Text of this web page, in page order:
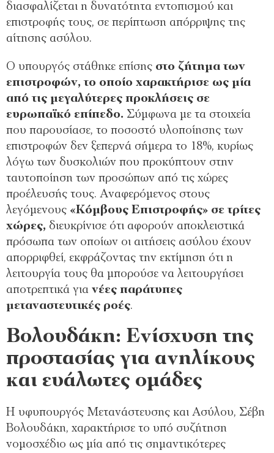
διασφαλίζεται η δυνατότητα εντοπισμού και
επιστροφής τους, σε περίπτωση απόρριψης της
αίτησης ασύλου.
Ο υπουργός στάθηκε επίσης στο ζήτημα των
επιστροφών, το οποίο χαρακτήρισε ως μία
από τις μεγαλύτερες προκλήσεις σε
ευρωπαϊκό επίπεδο. Σύμφωνα με τα στοιχεία
που παρουσίασε, το ποσοστό υλοποίησης των
επιστροφών δεν ξεπερνά σήμερα το 18%, κυρίως
λόγω των δυσκολιών που προκύπτουν στην
ταυτοποίηση των προσώπων από τις χώρες
προέλευσής τους. Αναφερόμενος στους
λεγόμενους «Κόμβους Επιστροφής» σε τρίτες
χώρες, διευκρίνισε ότι αφορούν αποκλειστικά
πρόσωπα των οποίων οι αιτήσεις ασύλου έχουν
απορριφθεί, εκφράζοντας την εκτίμηση ότι η
λειτουργία τους θα μπορούσε να λειτουργήσει
αποτρεπτικά για νέες παράτυπες
μεταναστευτικές ροές.
Βολουδάκη: Ενίσχυση της
προστασίας για ανηλίκους
και ευάλωτες ομάδες
Η υφυπουργός Μετανάστευσης και Ασύλου, Σέβη
Βολουδάκη, χαρακτήρισε το υπό συζήτηση
νομοσχέδιο ως μία από τις σημαντικότερες